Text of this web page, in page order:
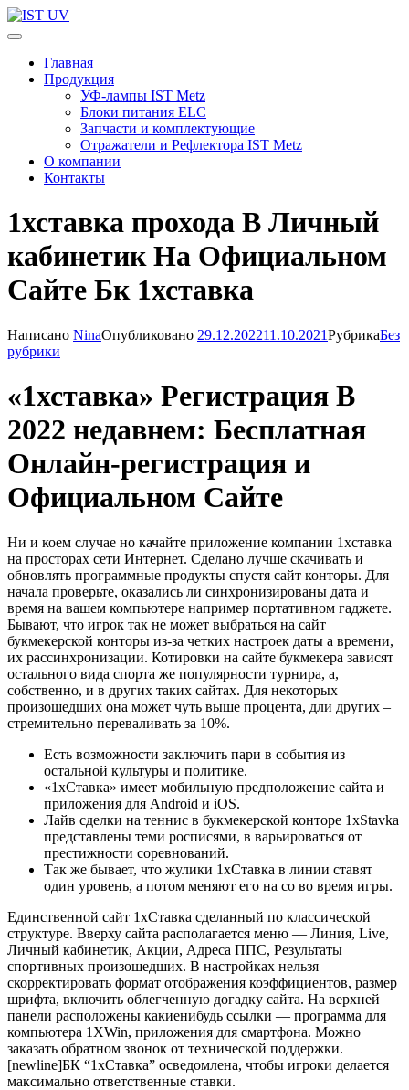
Перейти
к
(нажмите
Enter)
Главная
Продукция
УФ-лампы IST Metz
Блоки питания ELC
Запчасти и комплектующие
Отражатели и Рефлектора IST Metz
О компании
Контакты
1хставка прохода В Личный
кабинетик На Официальном
Сайте Бк 1хставка
Написано NinaОпубликовано 29.12.202211.10.2021РубрикаБез
рубрики
«1хставка» Регистрация В
2022 недавнем: Бесплатная
Онлайн-регистрация и
Официальном Сайте
Ни и коем случае но качайте приложение компании 1хставка
на просторах сети Интернет. Сделано лучше скачивать и
обновлять программные продукты спустя сайт конторы. Для
начала проверьте, оказались ли синхронизированы дата и
время на вашем компьютере например портативном гаджете.
Бывают, что игрок так не может выбраться на сайт
букмекерской конторы из-за четких настроек даты а времени,
их рассинхронизации. Котировки на сайте букмекера зависят
остального вида спорта же популярности турнира, а,
собственно, и в других таких сайтах. Для некоторых
произошедших она может чуть выше процента, дли других –
стремительно переваливать за 10%.
Есть возможности заключить пари в события из
остальной культуры и политике.
«1хСтавка» имеет мобильную предположение сайта и
приложения для Android и iOS.
Лайв сделки на теннис в букмекерской конторе 1xStavka
представлены теми росписями, в варьироваться от
престижности соревнований.
Так же бывает, что жулики 1хСтавка в линии ставят
один уровень, а потом меняют его на со во время игры.
Единственной сайт 1хСтавка сделанный по классической
структуре. Вверху сайта располагается меню — Линия, Live,
Личный кабинетик, Акции, Адреса ППС, Результаты
спортивных произошедших. В настройках нельзя
скорректировать формат отображения коэффициентов, размер
шрифта, включить облегченную догадку сайта. На верхней
панели расположены какиенибудь ссылки — программа для
компьютера 1ХWin, приложения для смартфона. Можно
заказать обратном звонок от технической поддержки.
[newline]БК “1хСтавка” осведомлена, чтобы игроки делается
максимально ответственные ставки.